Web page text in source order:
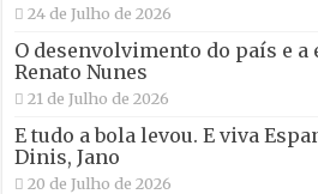
24 de Julho de 2026
O desenvolvimento do país e a
Renato Nunes
21 de Julho de 2026
E tudo a bola levou. E viva
Dinis, Jano
20 de Julho de 2026